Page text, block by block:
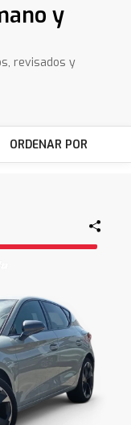
y
revisados y
ORDENAR POR